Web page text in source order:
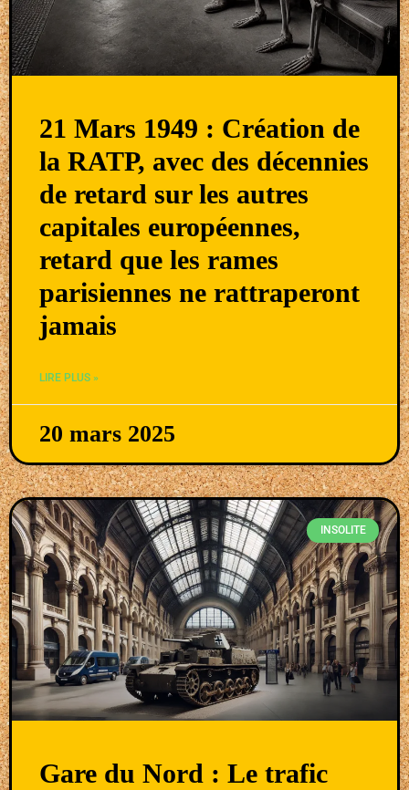
21 Mars 1949 : Création de
la RATP, avec des décennies
de retard sur les autres
capitales européennes,
retard que les rames
parisiennes ne rattraperont
jamais
LIRE PLUS »
20 mars 2025
INSOLITE
Gare du Nord : Le trafic